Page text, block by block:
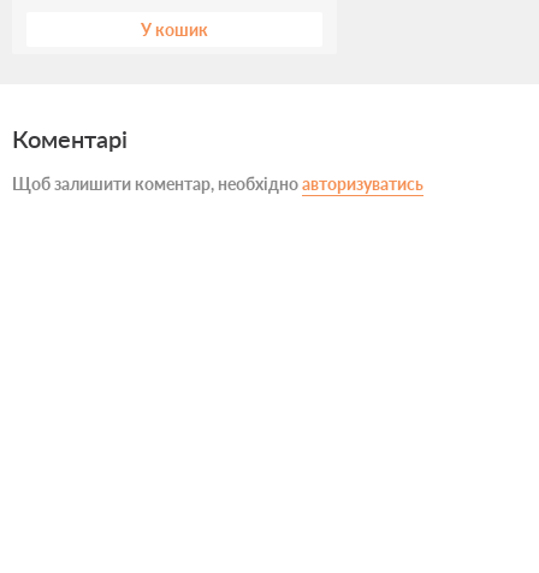
У кошик
Коментарі
Щоб залишити коментар, необхідноавторизуватись